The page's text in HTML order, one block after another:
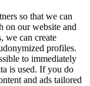
so that we can
on our website and
we can create
profiles.
to immediately
is used. If you do
and ads tailored